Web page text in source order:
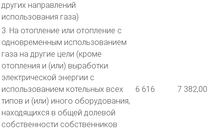
других направлений
использования газа)
3. На отопление или отопление с
одновременным использованием
газа на другие цели (кроме
отопления и (или) выработки
электрической энергии с
использованием котельных всех
типов и (или) иного оборудования,
находящихся в общей долевой
собственности собственников
6 616 7 382,00